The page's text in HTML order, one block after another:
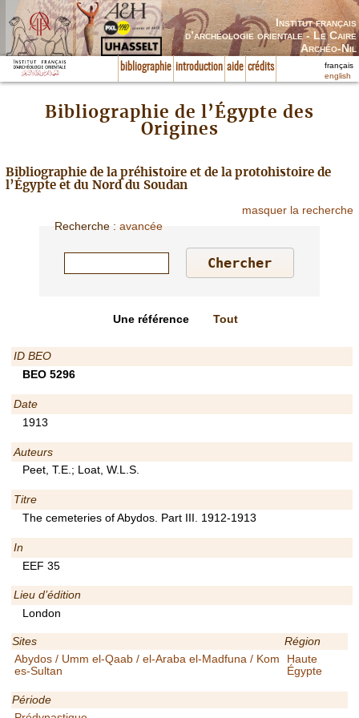
Institut français
d’archéologie orientale - Le Caire
Archéo-Nil
bibliographie introduction aide crédits
français
english
Bibliographie de l’Égypte des
Origines
Bibliographie de la préhistoire et de la protohistoire de
l’Égypte et du Nord du Soudan
masquer la recherche
Recherche :avancée
Une référence Tout
ID BEO
BEO 5296
Date
1913
Auteurs
Peet, T.E.; Loat, W.L.S.
Titre
The cemeteries of Abydos. Part III. 1912-1913
In
EEF 35
Lieu d’édition
London
Sites
Région
Abydos / Umm el-Qaab / el-Araba el-Madfuna / Kom
es-Sultan
Haute
Égypte
Période